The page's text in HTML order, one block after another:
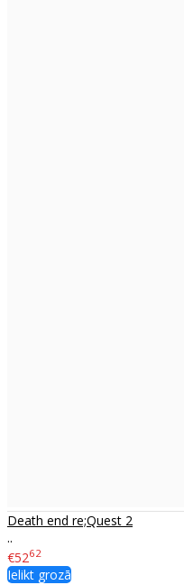
Death end re;Quest 2
..
€5262
Ielikt grozā